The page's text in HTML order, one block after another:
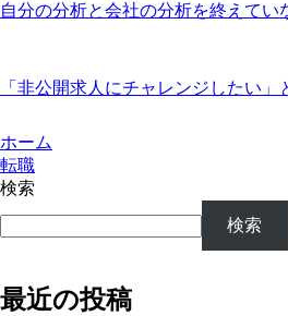
自分の分析と会社の分析を終えてい
「非公開求人にチャレンジしたい
ホーム
転職
検索
検索
最近の投稿